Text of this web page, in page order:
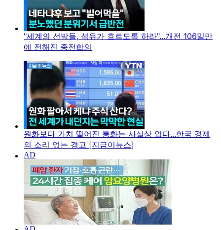
"세계의 선박들, 석유가 흐르도록 하라"...개전 106일만
에 전해진 종전합의
원화보다 가치 떨어진 통화는 사실상 없다...한국 경제
의 소리 없는 경고 [지금이뉴스]